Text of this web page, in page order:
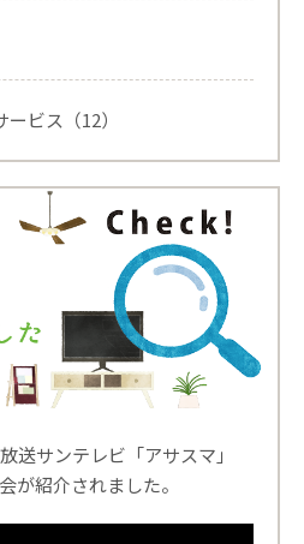
ビス（12）
送サンテレビ「アサスマ」
が紹介されました。